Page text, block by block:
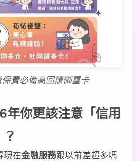
費必備高回饋御璽卡
年你更該注意「信用
現在金融服務跟以前差超多嗎